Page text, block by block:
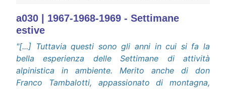
a030 | 1967-1968-1969 - Settimane
estive
"[...] Tuttavia questi sono gli anni in cui si fa la
bella esperienza delle Settimane di attività
alpinistica in ambiente. Merito anche di don
Franco Tambalotti, appassionato di montagna,